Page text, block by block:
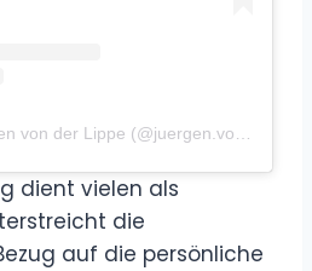
dient vielen als
die
auf die persönliche